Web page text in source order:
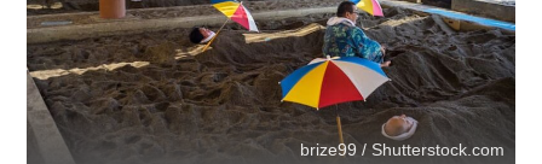
brize99 / Shutterstock.com